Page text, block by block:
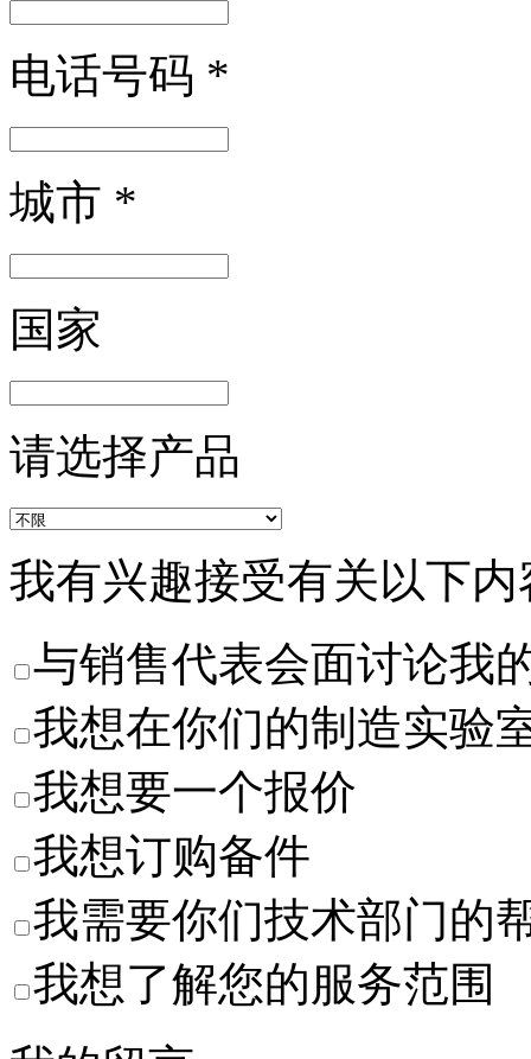
电话号码 *
城市 *
国家
请选择产品
我有兴趣接受有关以下
与销售代表会面讨论我
我想在你们的制造实验
我想要一个报价
我想订购备件
我需要你们技术部门的
我想了解您的服务范围